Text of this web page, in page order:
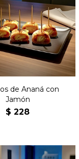
agridulces
envueltos en
jamón.
de Ananá con
Jamón
$ 228